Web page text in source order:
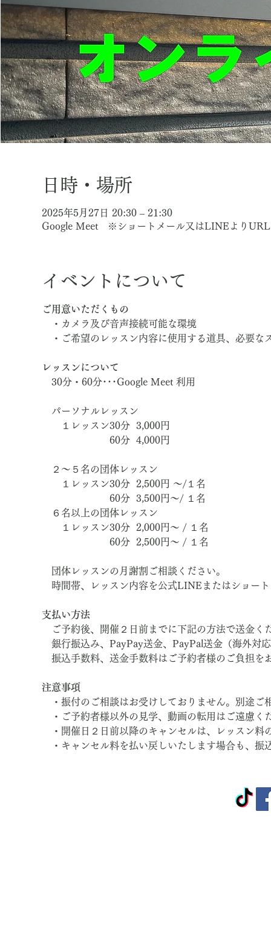
日時・場所
2025年5月27日 20:30 – 21:30
Google Meet ※ショートメール又はLINEよりURL
イベントについて
ご用意いただくもの
・カメラ及び音声接続可能な環境
・ご希望のレッスン内容に使用する道具、必要な
レッスンについて
30分・60分･･･Google Meet 利用
パーソナルレッスン
１レッスン30分  3,000円
60分  4,000円
２～５名の団体レッスン
１レッスン30分  2,500円 ～/１名
60分  3,500円～/ １名
６名以上の団体レッスン
１レッスン30分  2,000円～ / １名
60分  2,500円～ / １名
団体レッスンの月謝割ご相談ください。
時間帯、レッスン内容を公式LINEまたはショー
支払い方法
ご予約後、開催２日前までに下記の方法で送金く
銀行振込み、PayPay送金、PayPal送金（海外対
振込手数料、送金手数料はご予約者様のご負担を
注意事項
・振付のご相談はお受けしておりません。別途ご
・ご予約者様以外の見学、動画の転用はご遠慮く
・開催日２日前以降のキャンセルは、レッスン料
・キャンセル料を払い戻しいたします場合も、振